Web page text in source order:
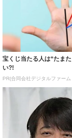
宝くじ当たる人は“たま
い?!
PR(合同会社デジタルファーム